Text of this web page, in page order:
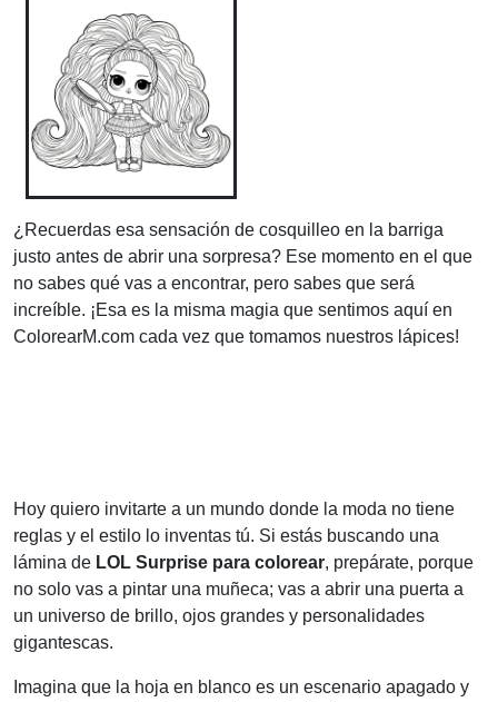
¿Recuerdas esa sensación de cosquilleo en la barriga
justo antes de abrir una sorpresa? Ese momento en el que
no sabes qué vas a encontrar, pero sabes que será
increíble. ¡Esa es la misma magia que sentimos aquí en
ColorearM.com cada vez que tomamos nuestros lápices!
Hoy quiero invitarte a un mundo donde la moda no tiene
reglas y el estilo lo inventas tú. Si estás buscando una
lámina de LOL Surprise para colorear, prepárate, porque
no solo vas a pintar una muñeca; vas a abrir una puerta a
un universo de brillo, ojos grandes y personalidades
gigantescas.
Imagina que la hoja en blanco es un escenario apagado y